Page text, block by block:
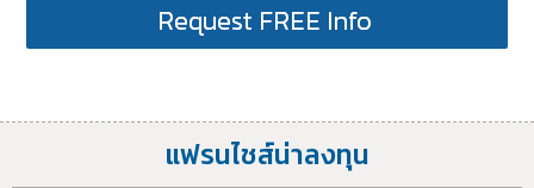
Request FREE Info
แฟรนไชส์น่าลงทุน